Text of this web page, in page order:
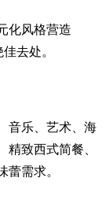
化风格营造
去处。
乐、艺术、海
致西式简餐、
蕾需求。